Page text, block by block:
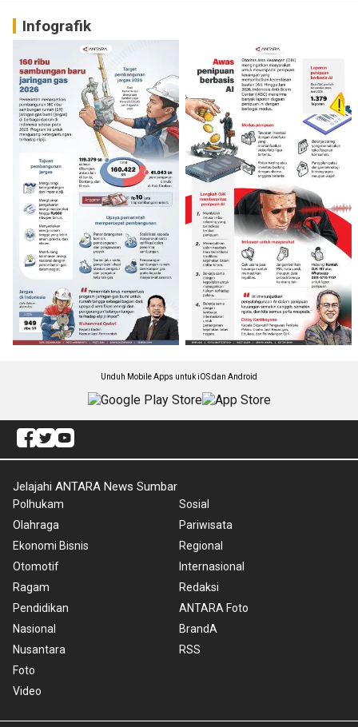
Infografik
Unduh Mobile Apps untuk iOS dan Android
Jelajahi ANTARA News Sumbar
Polhukam
Olahraga
Ekonomi Bisnis
Otomotif
Ragam
Pendidikan
Nasional
Nusantara
Foto
Video
Sosial
Pariwisata
Regional
Internasional
Redaksi
ANTARA Foto
BrandA
RSS